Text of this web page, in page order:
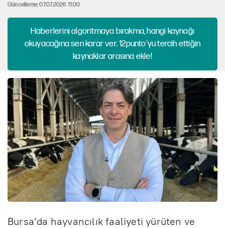
Güncelleme: 07.07.2026 11:00
Haberlerini algoritmaya bırakma, hangi kaynağı
okuyacağına sen karar ver. 12punto'yu tercih ettiğin
kaynaklar arasına ekle!
Bursa’da hayvancılık faaliyeti yürüten ve